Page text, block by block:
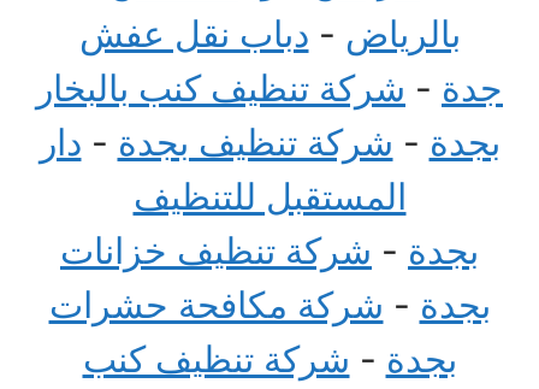
بالرياض - دباب نقل عفش
جدة - شركة تنظيف كنب بالبخار
بجدة - شركة تنظيف بجدة - دار
المستقبل للتنظيف
بجدة - شركة تنظيف خزانات
بجدة - شركة مكافحة حشرات
بجدة - شركة تنظيف كنب